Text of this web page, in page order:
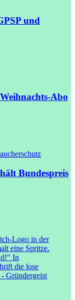
und
Abo
Bundespreis